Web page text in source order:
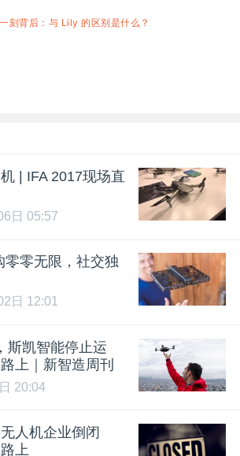
刻背后：与 Lily 的区别是什么？
| IFA 2017现场直
日 05:57
零零无限，社交独
日 12:01
斯凯智能停止运
上｜新智造周刊
20:04
人机企业倒闭
上